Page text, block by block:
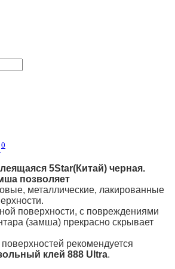
0
5Star(Китай) черная.
позволяет
металлические, лакированные
поверхности, с повреждениями
(замша) прекрасно скрывает
рекомендуется
клей 888 Ultra.